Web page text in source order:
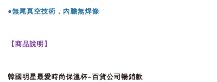
●無尾真空技術，內膽無焊條
【商品說明】
韓國明星最愛時尚保溫杯~百貨公司暢銷款